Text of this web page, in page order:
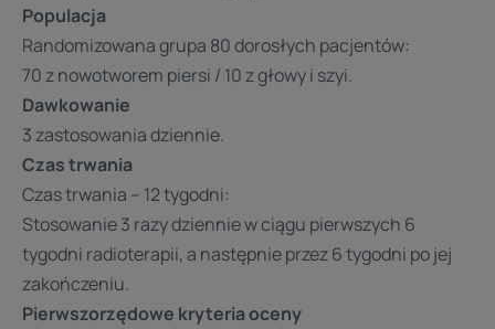
Populacja
Randomizowana grupa 80 dorosłych pacjentów:
70 z nowotworem piersi / 10 z głowy i szyi.
Dawkowanie
3 zastosowania dziennie.
Czas trwania
Czas trwania – 12 tygodni:
Stosowanie 3 razy dziennie w ciągu pierwszych 6
tygodni radioterapii, a następnie przez 6 tygodni po jej
zakończeniu.
Pierwszorzędowe kryteria oceny